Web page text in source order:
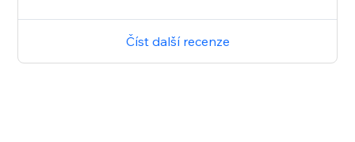
Číst další recenze